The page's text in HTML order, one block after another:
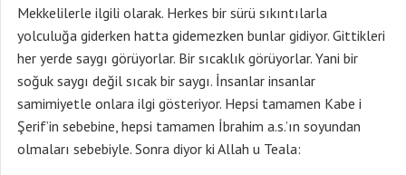
Mekkelilerle ilgili olarak. Herkes bir sürü sıkıntılarla
yolculuğa giderken hatta gidemezken bunlar gidiyor. Gittikleri
her yerde saygı görüyorlar. Bir sıcaklık görüyorlar. Yani bir
soğuk saygı değil sıcak bir saygı. İnsanlar insanlar
samimiyetle onlara ilgi gösteriyor. Hepsi tamamen Kabe i
Şerif’in sebebine, hepsi tamamen İbrahim a.s.’ın soyundan
olmaları sebebiyle. Sonra diyor ki Allah u Teala: